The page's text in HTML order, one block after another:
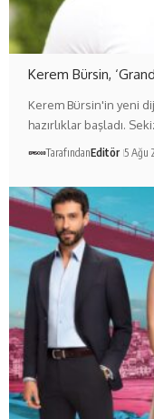
Kerem Bürsin,
Kerem Bürsin'in yeni
hazırlıklar başladı.
TarafındanEditör 5 Ağu